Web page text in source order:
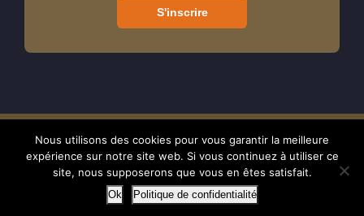
Amarrage ASBL - Association sans but lucratif - N° d'entreprise : 413
714 106 - BE24 7320 0897 1238 - RPM tribunal de Nivelles - © 2024
Nous utilisons des cookies pour vous garantir la meilleure
expérience sur notre site web. Si vous continuez à utiliser ce
site, nous supposerons que vous en êtes satisfait.
Ok Politique de confidentialité